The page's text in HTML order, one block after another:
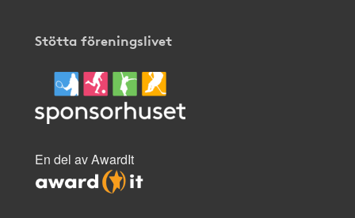
Stötta föreningslivet
En del av AwardIt